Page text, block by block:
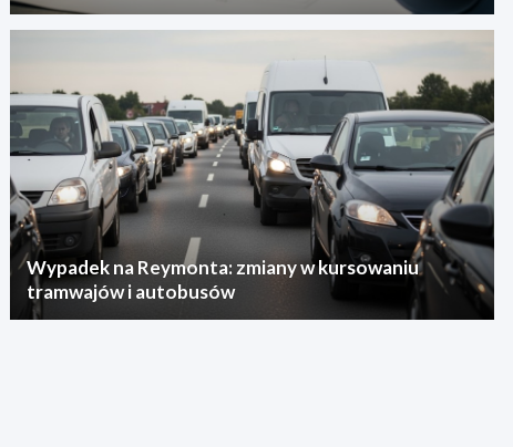
Wypadek na Reymonta: zmiany w kursowaniu
tramwajów i autobusów